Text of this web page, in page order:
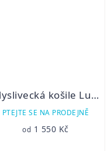
Myslivecká košile Luko 232113
PTEJTE SE NA PRODEJNĚ
od 1 550 Kč